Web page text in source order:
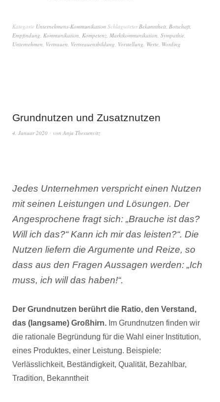
Kategorie Unternehmens-Kommunikation SchlagwörterBekanntheit, Botschaft,
Empfindung, Kommunikation, Kompetenz, Marktkommunikation, Sympathie,
Unternehmen, Vertrauen, Vertreauensbildung, Vorstellung, Werte, Wording
Grundnutzen und Zusatznutzen
4. Januar 2020 von Anja Thessenvitz
Jedes Unternehmen verspricht einen Nutzen
mit seinen Leistungen und Lösungen. Der
Angesprochene fragt sich: „Brauche ist das?
Will ich das?“ Kann ich mir das leisten?“. Die
Nutzen liefern die Argumente und Reize, so
dass aus den Fragen Aussagen werden: „Ich
muss, ich will das haben!“.
Der Grundnutzen berührt die Ratio, den Verstand,
das (langsame) Großhirn. Im Grundnutzen finden wir
die rationale Begründung für die Wahl einer Institution,
eines Produktes, einer Leistung. Beispiele:
Verlässlichkeit, Beständigkeit, Qualität, Bezahlbar,
Tradition, Bekanntheit